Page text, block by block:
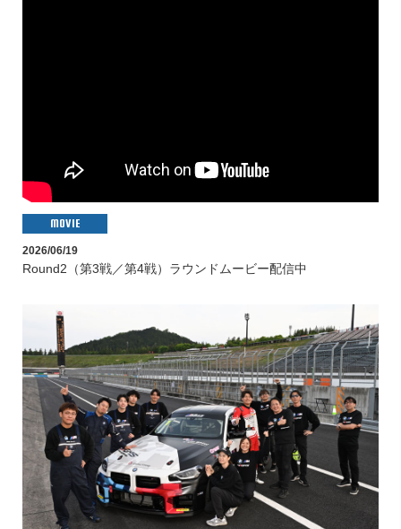
MOVIE
2026/06/19
Round2（第3戦／第4戦）ラウンドムービー配信中